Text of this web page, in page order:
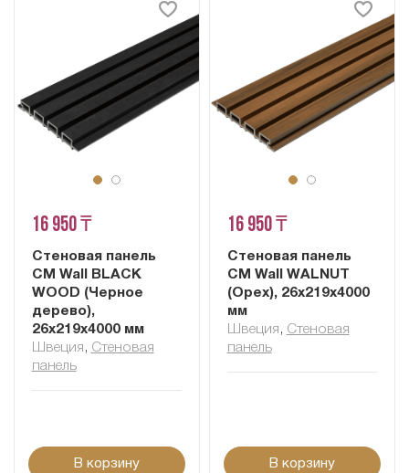
16 950 ₸
Стеновая панель
CM Wall BLACK
WOOD (Черное
дерево),
26x219x4000 мм
Швеция , Cтеновая
панель
В корзину
16 950 ₸
Стеновая панель
CM Wall WALNUT
(Орех), 26x219x4000
мм
Швеция , Cтеновая
панель
В корзину